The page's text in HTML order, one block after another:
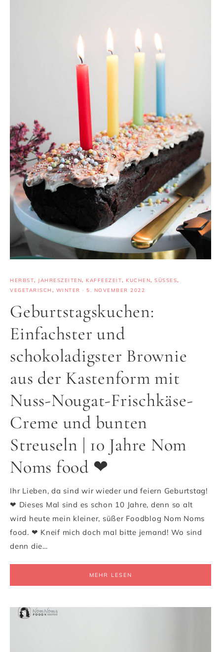
HERBST, JAHRESZEITEN, KAFFEEZEIT, KUCHEN, SÜSSES
,
VEGETARISCH , WINTER · 5. NOVEMBER 2022
Geburtstagskuchen:
Einfachster und
schokoladigster Brownie
aus der Kastenform mit
Nuss-Nougat-Frischkäse-
Creme und bunten
Streuseln | 10 Jahre Nom
Noms food ❤
Ihr Lieben, da sind wir wieder und feiern Geburtstag!
❤ Dieses Mal sind es schon 10 Jahre, denn so alt
wird heute mein kleiner, süßer Foodblog Nom Noms
food. ❤ Kneif mich doch mal bitte jemand! Wo sind
denn die…
MEHR LESEN